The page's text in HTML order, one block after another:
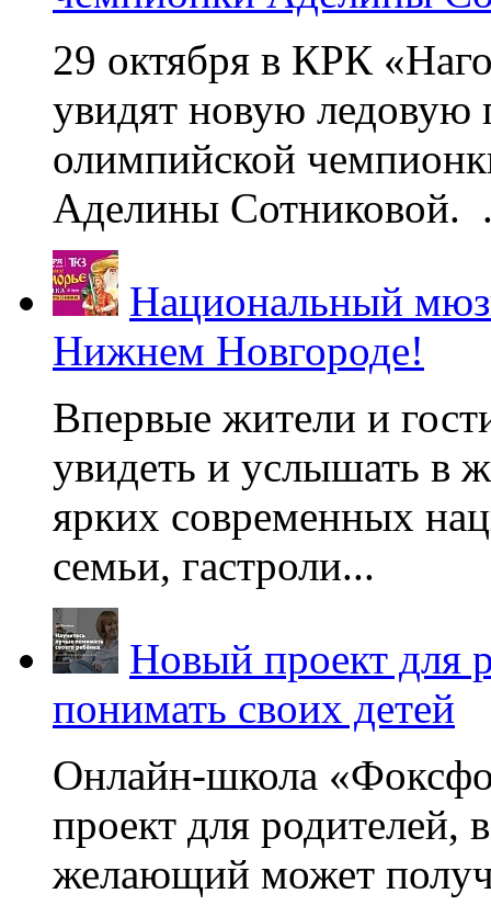
29 октября в КРК
увидят новую ледовую
олимпийской
Аделины Сотниковой.
Национальный
Нижнем Новгороде!
Впервые жители и
увидеть и услышать в
ярких современных
семьи, гастроли...
Новый проект для
понимать своих детей
Онлайн-школа
проект для родителей,
желающий может